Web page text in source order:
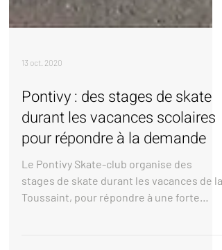
Pontivy : des stages de skate
durant les vacances scolaires
pour répondre à la demande
Le Pontivy Skate-club organise des
stages de skate durant les vacances de la